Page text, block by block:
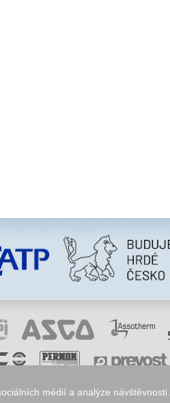
médií a analýze návštěvnosti.